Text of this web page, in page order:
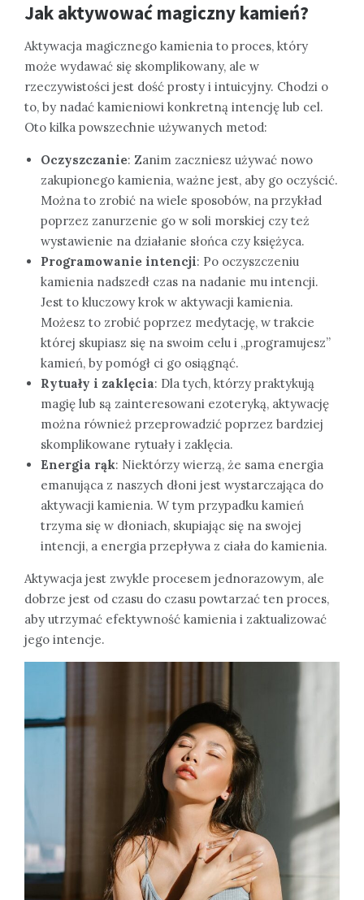
Jak aktywować magiczny kamień?
Aktywacja magicznego kamienia to proces, który
może wydawać się skomplikowany, ale w
rzeczywistości jest dość prosty i intuicyjny. Chodzi o
to, by nadać kamieniowi konkretną intencję lub cel.
Oto kilka powszechnie używanych metod:
Oczyszczanie: Zanim zaczniesz używać nowo
zakupionego kamienia, ważne jest, aby go oczyścić.
Można to zrobić na wiele sposobów, na przykład
poprzez zanurzenie go w soli morskiej czy też
wystawienie na działanie słońca czy księżyca.
Programowanie intencji: Po oczyszczeniu
kamienia nadszedł czas na nadanie mu intencji.
Jest to kluczowy krok w aktywacji kamienia.
Możesz to zrobić poprzez medytację, w trakcie
której skupiasz się na swoim celu i „programujesz”
kamień, by pomógł ci go osiągnąć.
Rytuały i zaklęcia: Dla tych, którzy praktykują
magię lub są zainteresowani ezoteryką, aktywację
można również przeprowadzić poprzez bardziej
skomplikowane rytuały i zaklęcia.
Energia rąk: Niektórzy wierzą, że sama energia
emanująca z naszych dłoni jest wystarczająca do
aktywacji kamienia. W tym przypadku kamień
trzyma się w dłoniach, skupiając się na swojej
intencji, a energia przepływa z ciała do kamienia.
Aktywacja jest zwykle procesem jednorazowym, ale
dobrze jest od czasu do czasu powtarzać ten proces,
aby utrzymać efektywność kamienia i zaktualizować
jego intencje.